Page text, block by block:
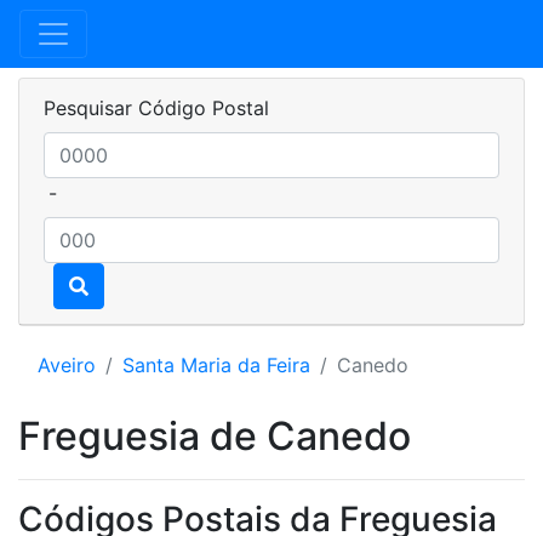
Pesquisar Código Postal
-
Aveiro Santa Maria da Feira Canedo
Freguesia de Canedo
Códigos Postais da Freguesia